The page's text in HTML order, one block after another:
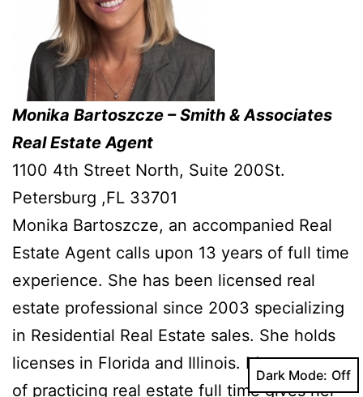
Monika Bartoszcze – Smith & Associates
Real Estate Agent
1100 4th Street North, Suite 200St.
Petersburg ,FL 33701
Monika Bartoszcze, an accompanied Real
Estate Agent calls upon 13 years of full time
experience. She has been licensed real
estate professional since 2003 specializing
in Residential Real Estate sales. She holds
licenses in Florida and Illinois. Many years
of practicing real estate full time gives her
Dark Mode: